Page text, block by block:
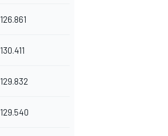
126.861
130.411
129.832
129.540